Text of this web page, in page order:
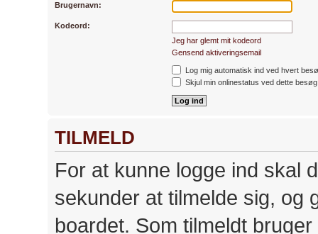
Brugernavn:
Kodeord:
Jeg har glemt mit kodeord
Gensend aktiveringsemail
Log mig automatisk ind ved hvert
Skjul min onlinestatus ved dette besøg
TILMELD
For at kunne logge ind skal
sekunder at tilmelde sig, og
boardet. Som tilmeldt